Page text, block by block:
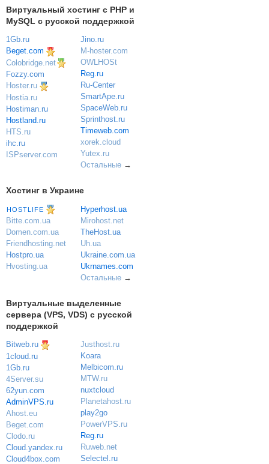
Виртуальный хостинг c PHP и
MySQL с русской поддержкой
1Gb.ru
Beget.com
Colobridge.net
Fozzy.com
Hoster.ru
Hostia.ru
Hostiman.ru
Hostland.ru
HTS.ru
ihc.ru
ISPserver.com
Jino.ru
M-hoster.com
OWLHOSt
Reg.ru
Ru-Center
SmartApe.ru
SpaceWeb.ru
Sprinthost.ru
Timeweb.com
xorek.cloud
Yutex.ru
Остальные→
Хостинг в Украине
HOSTLIFE
Bitte.com.ua
Domen.com.ua
Friendhosting.net
Hostpro.ua
Hvosting.ua
Hyperhost.ua
Mirohost.net
TheHost.ua
Uh.ua
Ukraine.com.ua
Ukrnames.com
Остальные→
Виртуальные выделенные
сервера (VPS, VDS) с русской
поддержкой
Bitweb.ru
1cloud.ru
1Gb.ru
4Server.su
62yun.com
AdminVPS.ru
Ahost.eu
Beget.com
Clodo.ru
Cloud.yandex.ru
Cloud4box.com
Justhost.ru
Koara
Melbicom.ru
MTW.ru
nuxtcloud
Planetahost.ru
play2go
PowerVPS.ru
Reg.ru
Ruweb.net
Selectel.ru